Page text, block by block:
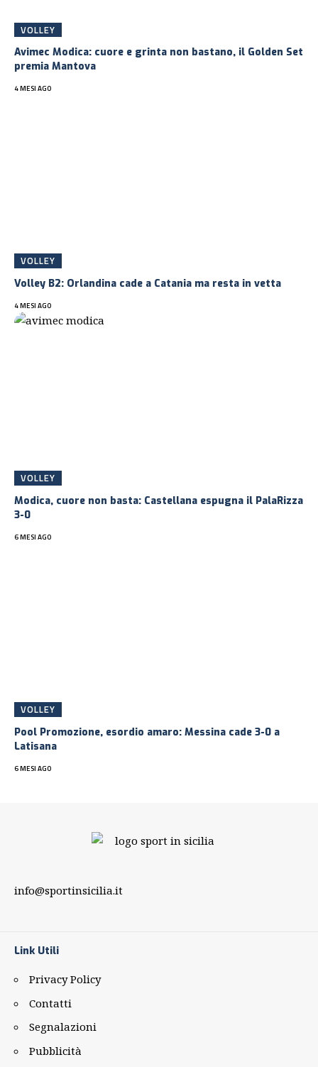
VOLLEY
Avimec Modica: cuore e grinta non bastano, il Golden Set
premia Mantova
4 MESI AGO
VOLLEY
Volley B2: Orlandina cade a Catania ma resta in vetta
4 MESI AGO
VOLLEY
Modica, cuore non basta: Castellana espugna il PalaRizza
3-0
6 MESI AGO
VOLLEY
Pool Promozione, esordio amaro: Messina cade 3-0 a
Latisana
6 MESI AGO
info@sportinsicilia.it
Link Utili
Privacy Policy
Contatti
Segnalazioni
Pubblicità